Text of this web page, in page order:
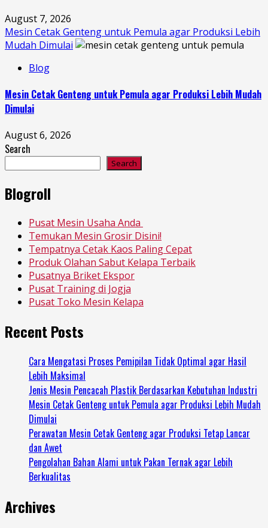
August 7, 2026
Mesin Cetak Genteng untuk Pemula agar Produksi Lebih
Mudah Dimulai
Blog
Mesin Cetak Genteng untuk Pemula agar Produksi Lebih Mudah
Dimulai
August 6, 2026
Search
Search
Blogroll
Pusat Mesin Usaha Anda
Temukan Mesin Grosir Disini!
Tempatnya Cetak Kaos Paling Cepat
Produk Olahan Sabut Kelapa Terbaik
Pusatnya Briket Ekspor
Pusat Training di Jogja
Pusat Toko Mesin Kelapa
Recent Posts
Cara Mengatasi Proses Pemipilan Tidak Optimal agar Hasil
Lebih Maksimal
Jenis Mesin Pencacah Plastik Berdasarkan Kebutuhan Industri
Mesin Cetak Genteng untuk Pemula agar Produksi Lebih Mudah
Dimulai
Perawatan Mesin Cetak Genteng agar Produksi Tetap Lancar
dan Awet
Pengolahan Bahan Alami untuk Pakan Ternak agar Lebih
Berkualitas
Archives